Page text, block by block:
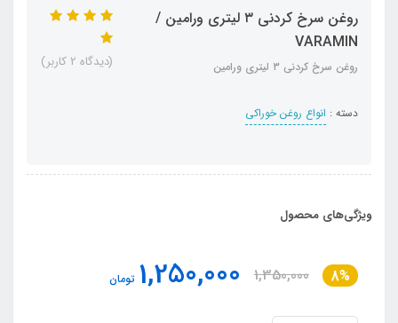
روغن سرخ کردنی ۳ لیتری ورامین /
VARAMIN
روغن سرخ کردنی ۳ لیتری ورامین
دسته : انواع روغن خوراکی
(دیدگاه 2 کاربر)
ویژگی‌های محصول
8%
1,350,000
1,250,000 تومان